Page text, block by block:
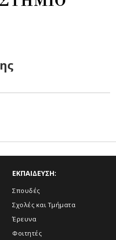
ΕΚΠΑΙΔΕΥΣΗ:
Σπουδές
Σχολές και Τμήματα
Έρευνα
Φοιτητές